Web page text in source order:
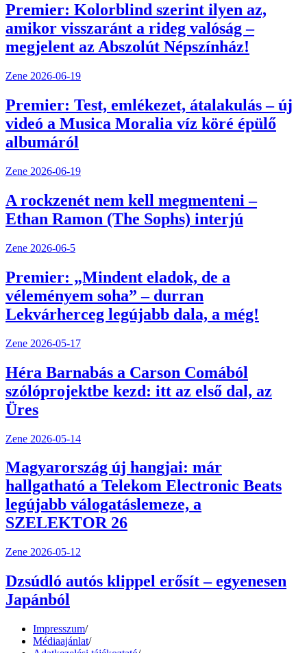
Premier: Kolorblind szerint ilyen az,
amikor visszaránt a rideg valóság –
megjelent az Abszolút Népszínház!
Zene 2026-06-19
Premier: Test, emlékezet, átalakulás – új
videó a Musica Moralia víz köré épülő
albumáról
Zene 2026-06-19
A rockzenét nem kell megmenteni –
Ethan Ramon (The Sophs) interjú
Zene 2026-06-5
Premier: „Mindent eladok, de a
véleményem soha” – durran
Lekvárherceg legújabb dala, a még!
Zene 2026-05-17
Héra Barnabás a Carson Comából
szólóprojektbe kezd: itt az első dal, az
Üres
Zene 2026-05-14
Magyarország új hangjai: már
hallgatható a Telekom Electronic Beats
legújabb válogatáslemeze, a
SZELEKTOR 26
Zene 2026-05-12
Dzsúdló autós klippel erősít – egyenesen
Japánból
Impresszum/
Médiaajánlat/